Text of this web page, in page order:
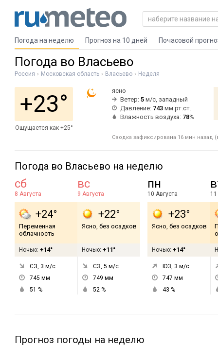
Погода на неделю Прогноз на 10 дней Почасовой
Погода во Власьево
Россия Московская область Власьево Неделя
+23°
Ощущается как +25°
ясно
Ветер: 5 м/с, западный
Давление: 743 мм рт.ст.
Влажность воздуха: 78%
Сводка зафиксирована 16 мин назад
Погода во Власьево на неделю
сб
8 Августа
+24°
Переменная
облачность
Ночью: +14°
СЗ, 3 м/с
745 мм
51 %
вс
9 Августа
+22°
Ясно, без осадков
Ночью: +11°
СЗ, 5 м/с
749 мм
52 %
пн
10 Августа
+23°
Ясно, без осадков
Ночью: +14°
ЮЗ, 3 м/с
747 мм
43 %
11
Прогноз погоды на неделю